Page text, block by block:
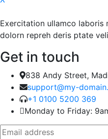
Exercitation ullamco laboris
dolorn repreh deris ptate
Get in touch
838 Andy Street,
support@my-
+1 0100 5200 369
Monday to Friday: